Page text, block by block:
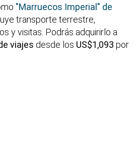
"Marruecos Imperial" de
transporte terrestre,
y visitas. Podrás adquirirlo a
viajes desde los US$1,093 por